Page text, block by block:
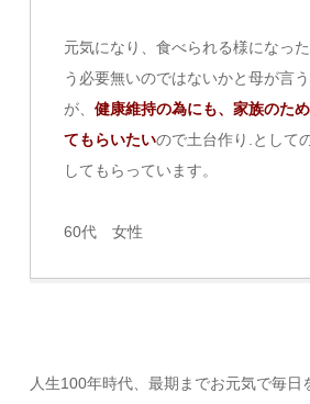
元気になり、食べられる様になっ
う必要無いのではないかと母が言
が、健康維持の為にも、家族のた
てもらいたいので土台作り.として
してもらっています。
60代 女性
人生100年時代、最期までお元気で毎日